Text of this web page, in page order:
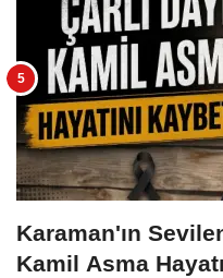
Karaman'ın
Kamil Asma